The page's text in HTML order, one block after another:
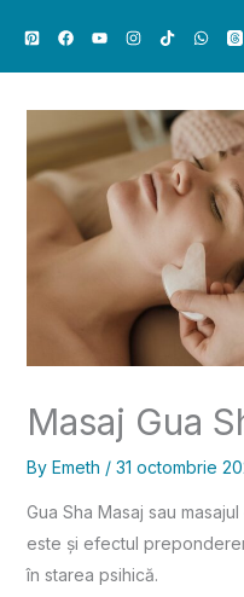
content
Masaj Gua
By Emeth / 31 octombrie
Gua Sha Masaj sau
este și efectul
în starea psihică.
a
t